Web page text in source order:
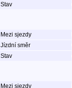
Stav
Mezi sjezdy
Jízdní směr
Stav
Mezi sjezdy